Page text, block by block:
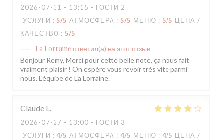
2026-07-31 - 13:15 - ГОСТИ 2
УСЛУГИ : 5/5 АТМОСФЕРА : 5/5 МЕНЮ : 5/5 ЦЕНА /
КАЧЕСТВО : 5/5
La Lorraine ответил(а) на этот отзыв
Bonjour Remy, Merci pour cette belle note, ça nous fait
vraiment plaisir ! On espère vous revoir très vite parmi
nous. L'équipe de La Lorraine.
Claude L
2026-07-27 - 13:00 - ГОСТИ 3
УСЛУГИ : 4/5 АТМОСФЕРА : 4/5 МЕНЮ : 4/5 ЦЕНА /